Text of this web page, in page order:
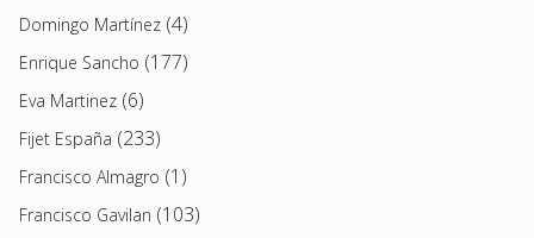
Domingo Martínez (4)
Enrique Sancho (177)
Eva Martinez (6)
Fijet España (233)
Francisco Almagro (1)
Francisco Gavilan (103)